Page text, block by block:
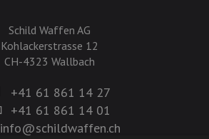
Schild Waffen AG
Kohlackerstrasse 12
CH-4323 Wallbach
+41 61 861 14 27
+41 61 861 14 01
info@schildwaffen.ch